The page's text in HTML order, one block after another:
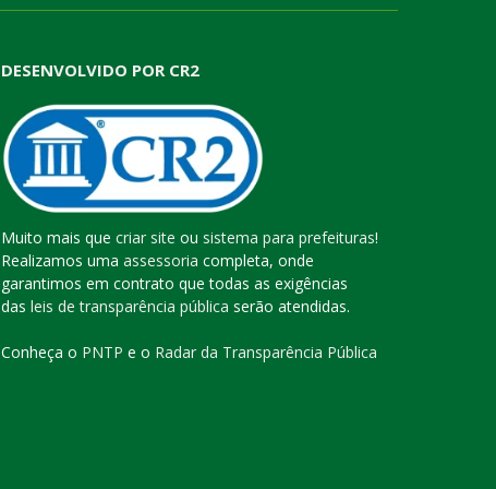
DESENVOLVIDO POR CR2
Muito mais que criar site ou sistema para prefeituras!
Realizamos uma assessoria completa, onde
garantimos em contrato que todas as exigências
das leis de transparência pública serão atendidas.
Conheça o PNTP e o Radar da Transparência Pública